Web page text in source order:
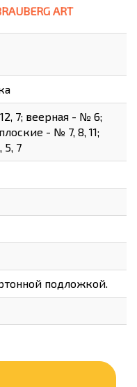
ART
7; веерная - № 6;
- № 7, 8, 11;
5, 7
подложкой.